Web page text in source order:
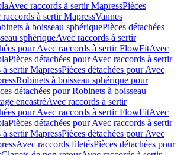
Avec raccords à sertir MapressPièces
à sertir MapressVannes
à boisseau sphériquePièces détachées
sphériqueAvec raccords à sertir
pour Avec raccords à sertir FlowFitAvec
Pièces détachées pour Avec raccords à sertir
sertir MapressPièces détachées pour Avec
Robinets à boisseau sphérique pour
détachées pour Robinets à boisseau
encastréAvec raccords à sertir
pour Avec raccords à sertir FlowFitAvec
Pièces détachées pour Avec raccords à sertir
sertir MapressPièces détachées pour Avec
Avec raccords filetésPièces détachées pour